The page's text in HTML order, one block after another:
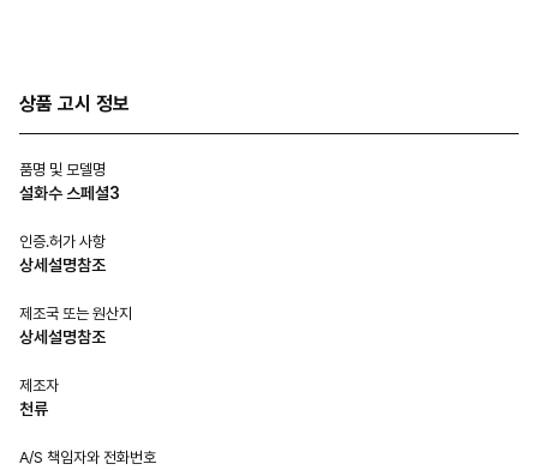
상품 고시 정보
품명 및 모델명
설화수 스페셜3
인증.허가 사항
상세설명참조
제조국 또는 원산지
상세설명참조
제조자
천류
A/S 책임자와 전화번호